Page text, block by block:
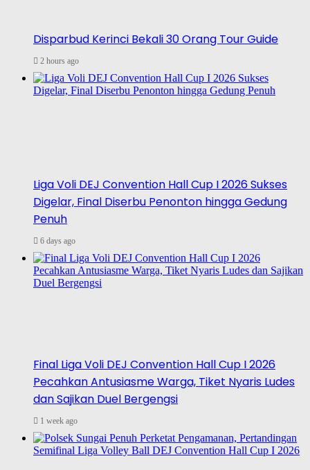
Disparbud Kerinci Bekali 30 Orang Tour Guide
2 hours ago
Liga Voli DEJ Convention Hall Cup I 2026 Sukses
Digelar, Final Diserbu Penonton hingga Gedung
Penuh
6 days ago
Final Liga Voli DEJ Convention Hall Cup I 2026
Pecahkan Antusiasme Warga, Tiket Nyaris Ludes
dan Sajikan Duel Bergengsi
1 week ago